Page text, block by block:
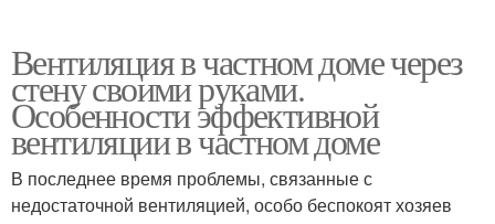
Вентиляция в частном доме через
стену своими руками.
Особенности эффективной
вентиляции в частном доме
В последнее время проблемы, связанные с
недостаточной вентиляцией, особо беспокоят хозяев